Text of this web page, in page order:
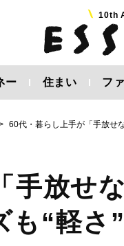
10th
ー 住まい フ
60代・暮らし上手が「手放せ
放せ
も“軽さ